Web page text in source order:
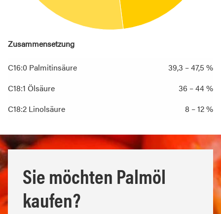
Zusammensetzung
C16:0 Palmitinsäure
39,3 – 47,5 %
C18:1 Ölsäure
36 – 44 %
C18:2 Linolsäure
8 – 12 %
Sie möchten Palmöl
kaufen?